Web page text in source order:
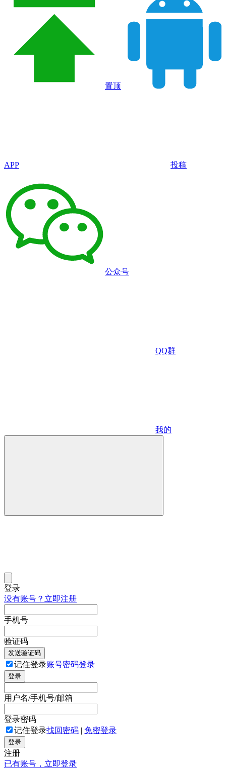
置顶
APP 投稿
公众号
QQ群
我的
登录
没有账号？立即注册
手机号
验证码
发送验证码
记住登录账号密码登录
登录
用户名/手机号/邮箱
登录密码
记住登录找回密码 | 免密登录
登录
注册
已有账号，立即登录